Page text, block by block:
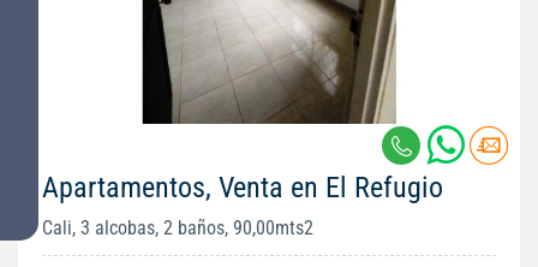
Apartamentos, Venta en El Refugio
Cali, 3 alcobas, 2 baños, 90,00mts2